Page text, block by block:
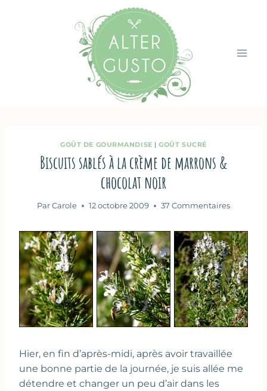
GOÛT DE GOURMANDISE |GOÛT SUCRÉ
Biscuits sablés à la crème de marrons &
chocolat noir
Par Carole 12 octobre 2009 37 Commentaires
Hier, en fin d’après-midi, après avoir travaillée
une bonne partie de la journée, je suis allée me
détendre et changer un peu d’air dans les